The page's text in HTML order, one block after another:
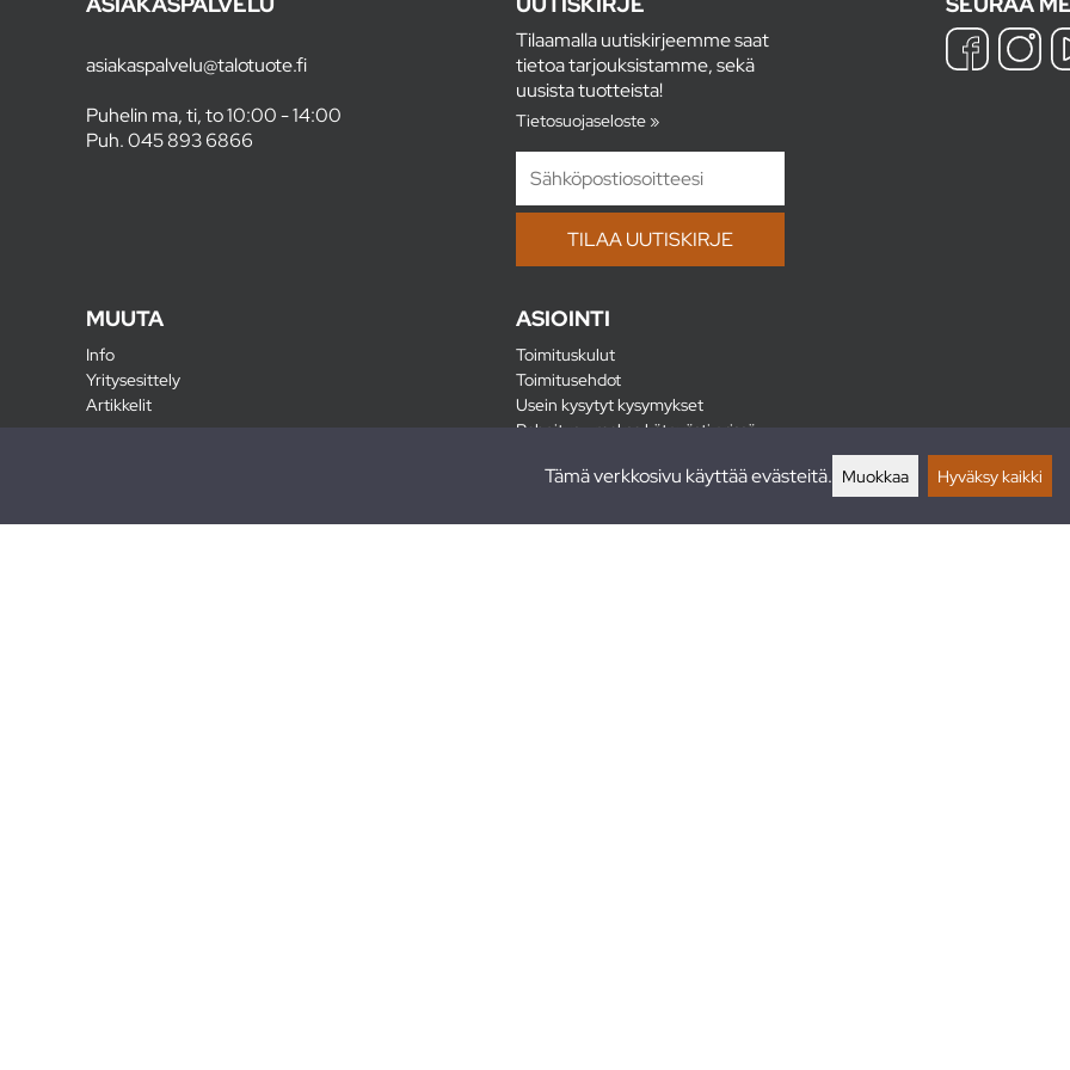
asiakaspalvelu@talotuote.fi
Puhelin ma, ti, to 10:00 - 14:00
Puh.045 893 6866
Tilaamalla uutiskirjeemme saat
tietoa tarjouksistamme, sekä
uusista tuotteista!
Tietosuojaseloste »
MUUTA
Info
Yritysesittely
Artikkelit
ASIOINTI
Toimituskulut
Toimitusehdot
Usein kysytyt kysymykset
Rahoitus - maksa kätevästi erissä
Tämä verkkosivu käyttää evästeitä. Muokkaa Hyväksy kaikki